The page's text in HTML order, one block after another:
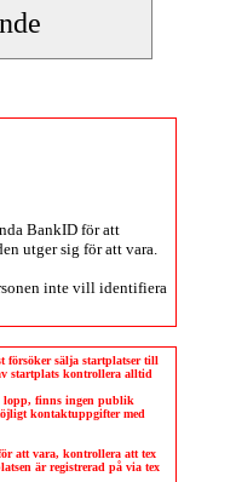
BankID för att
utger sig för att vara.
inte vill identifiera
försöker sälja startplatser till
startplats kontrollera alltid
lopp, finns ingen publik
kontaktuppgifter med
att vara, kontrollera att tex
är registrerad på via tex